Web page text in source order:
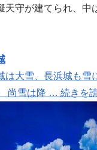
天守が建てられ、中
は大雪、長浜城も雪
尚雪は降 … 続きを